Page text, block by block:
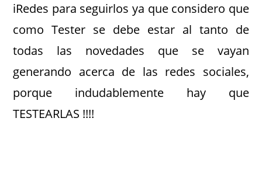
iRedes para seguirlos ya que considero que
como Tester se debe estar al tanto de
todas las novedades que se vayan
generando acerca de las redes sociales,
porque indudablemente hay que
TESTEARLAS !!!!